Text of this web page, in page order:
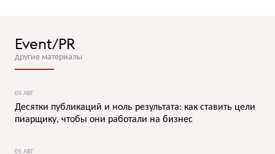
Event/PR
другие материалы
05 АВГ
Десятки публикаций и ноль результата: как ставить цели
пиарщику, чтобы они работали на бизнес
05 АВГ